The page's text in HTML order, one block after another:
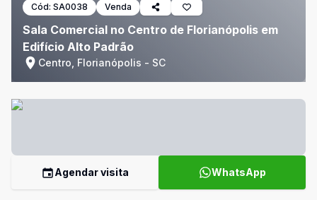
Cód: SA0038 Venda
Sala Comercial no Centro de Florianópolis em
Edifício Alto Padrão
Centro, Florianópolis - SC
Agendar visita WhatsApp